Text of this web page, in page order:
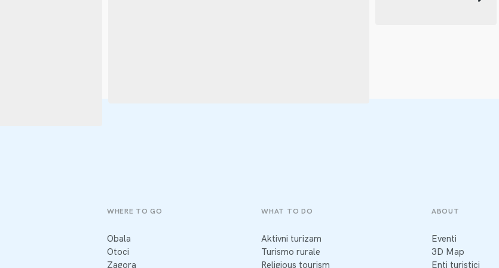
WHERE TO GO
Obala
Otoci
Zagora
WHAT TO DO
Aktivni turizam
Turismo rurale
Religious tourism
ABOUT
Eventi
3D Map
Enti turistici